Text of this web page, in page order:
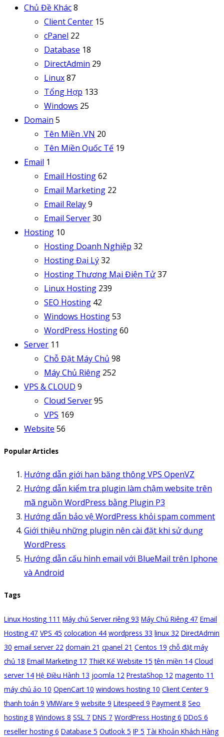
Chủ Đề Khác8
Client Center 15
cPanel 22
Database 18
DirectAdmin 29
Linux87
Tổng Hợp 133
Windows 25
Domain 5
Tên Miền .VN 20
Tên Miền Quốc Tế 19
Email 1
Email Hosting62
Email Marketing 22
Email Relay9
Email Server30
Hosting 10
Hosting Doanh Nghiệp 32
Hosting Đại Lý32
Hosting Thương Mại Điện Tử37
Linux Hosting 239
SEO Hosting 42
Windows Hosting53
WordPress Hosting60
Server 11
Chỗ Đặt Máy Chủ 98
Máy Chủ Riêng 252
VPS & CLOUD 9
Cloud Server95
VPS 169
Website 56
Popular Articles
Hướng dẫn giới hạn băng thông VPS OpenVZ
Hướng dẫn kiểm tra plugin làm chậm website trên
mã nguồn WordPress bằng Plugin P3
Hướng dẫn bảo vệ WordPress khỏi spam comment
Giới thiệu những plugin nên cài đặt khi sử dụng
WordPress
Hướng dẫn cấu hình email với BlueMail trên Iphone
và Android
Tags
Linux Hosting 111 Máy chủ Server riêng 93 Máy Chủ Riêng 47 Email
Hosting 47 VPS 45 colocation 44 wordpress 33 linux 32 DirectAdmin
30 email server 22 domain 21 cpanel 21 Centos 19 chỗ đặt máy
chủ 18 Email Marketing 17 Thiết Kế Website 15 tên miền 14 Cloud
server 14 Hệ Điều Hành 13 joomla 12 PrestaShop 12 magento 11
máy chủ ảo 10 OpenCart10 windows hosting 10 Client Center 9
thanh toán 9 VMWare 9 website 9 Litespeed 9 Payment8 Seo
hosting 8 Windows 8 SSL 7 DNS 7 WordPress Hosting 6 DDoS 6
reseller hosting 6 Database 5 Outlook 5 IP 5 Tài Khoản Khách Hàng